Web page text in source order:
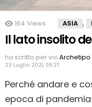
164 Views ASIA ,
Il lato insolito
ha scritto per voi Archetipo
23 Luglio 2021, 09:27
Perché andare e
epoca di pandemia